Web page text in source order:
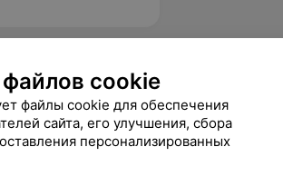
Лагун
cookie
файлы cookie для обеспечения
сайта, его улучшения, сбора
персонализированных